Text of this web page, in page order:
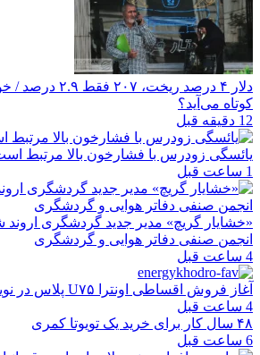
دلار ۴ درصد ریخت،
کوتاه می‌آید؟
12 دقیقه قبل
یائسگی زودرس با فشارخون بالا مرتبط
1 ساعت قبل
«خشایار گریچ» مدیر جدید گردشگری
انجمن صنفی دفاتر هوایی و گردشگری
4 ساعت قبل
آغاز فروش اقساطی اونترا U۷۵ پلاس در نوین خودرو
4 ساعت قبل
۴۸ سال کار برای خرید یک تویوتا کمری
6 ساعت قبل